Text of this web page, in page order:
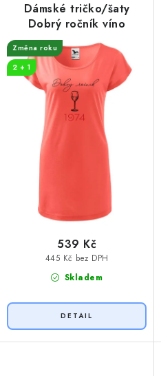
d
u
o
d
Dámské tričko/šaty
Dobrý ročník víno
Změna roku
2 + 1
Skladem
445 Kč bez DPH
539 Kč